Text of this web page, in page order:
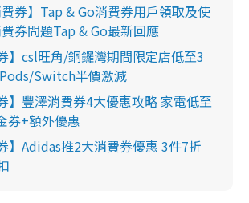
費券】Tap & Go消費券用戶領取及使
券問題Tap & Go最新回應
】csl旺角/銅鑼灣期間限定店低至3
Switch半價激減
】豐澤消費券4大優惠攻略 家電低至
券+額外優惠
】Adidas推2大消費券優惠 3件7折